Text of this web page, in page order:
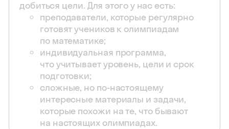
добиться цели. Для этого у нас есть:
преподаватели, которые регулярно
готовят учеников к олимпиадам
по математике;
индивидуальная программа,
что учитывает уровень, цели и срок
подготовки;
сложные, но по-настоящему
интересные материалы и задачи,
которые похожи на те, что бывают
на настоящих олимпиадах.